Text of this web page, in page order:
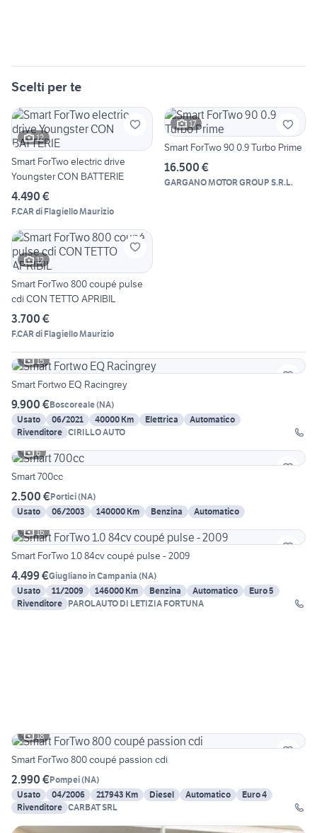
Scelti per te
12
Smart ForTwo electric drive
Youngster CON BATTERIE
4.490 €
F.CAR di Flagiello Maurizio
17
Smart ForTwo 90 0.9 Turbo Prime
16.500 €
GARGANO MOTOR GROUP S.R.L.
12
Smart ForTwo 800 coupé pulse
cdi CON TETTO APRIBIL
3.700 €
F.CAR di Flagiello Maurizio
15
Smart Fortwo EQ Racingrey
9.900 €Boscoreale(NA)
Usato
06/2021 40000 Km Elettrica
Automatico
Rivenditore CIRILLO AUTO
6
Smart 700cc
2.500 €Portici(NA)
Usato
06/2003 140000 Km Benzina
Automatico
16
Smart ForTwo 1.0 84cv coupé pulse - 2009
4.499 €Giugliano in Campania (NA)
Usato
11/2009 146000 Km Benzina Automatico
Euro 5
Rivenditore PAROLAUTO DI LETIZIA FORTUNA
18
Smart ForTwo 800 coupé passion cdi
2.990 €Pompei(NA)
Usato
04/2006 217943 Km Diesel Automatico
Euro 4
Rivenditore CARBAT SRL